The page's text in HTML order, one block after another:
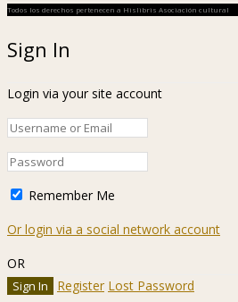
Todos los derechos pertenecen a Hislibris Asociación cultural
Sign In
Login via your site account
Remember Me
Or login via a social network account
OR
Register Lost Password